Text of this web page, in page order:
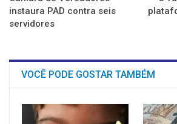
instaura PAD contra seis
servidores
VOCÊ PODE GOSTAR TAMBÉM